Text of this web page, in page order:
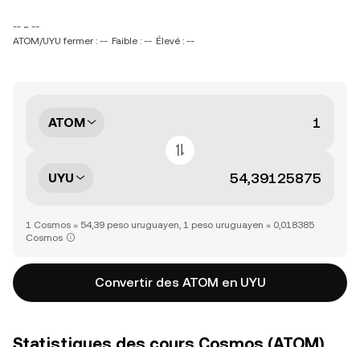
-- ~ --
ATOM/UYU fermer : -- Faible : -- Élevé : --
ATOM
UYU
1 Cosmos = 54,39 peso uruguayen, 1 peso uruguayen = 0,018385
Cosmos
Convertir des ATOM en UYU